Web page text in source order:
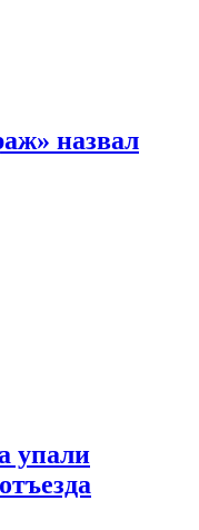
назвал
упали